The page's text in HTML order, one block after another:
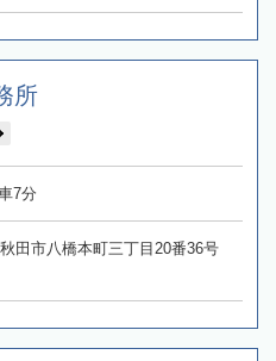
所
7分
田市八橋本町三丁目20番36号